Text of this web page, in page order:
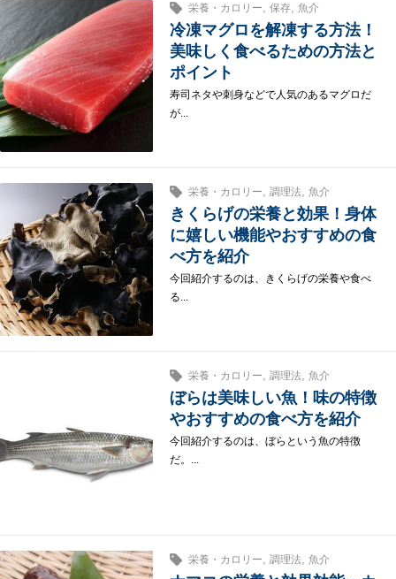
栄養・カロリー, 保存, 魚介
冷凍マグロを解凍する方法！
美味しく食べるための方法と
ポイント
寿司ネタや刺身などで人気のあるマグロだ
が...
栄養・カロリー, 調理法, 魚介
きくらげの栄養と効果！身体
に嬉しい機能やおすすめの食
べ方を紹介
今回紹介するのは、きくらげの栄養や食べ
る...
栄養・カロリー, 調理法, 魚介
ぼらは美味しい魚！味の特徴
やおすすめの食べ方を紹介
今回紹介するのは、ぼらという魚の特徴
だ。...
栄養・カロリー 調理法, 魚介